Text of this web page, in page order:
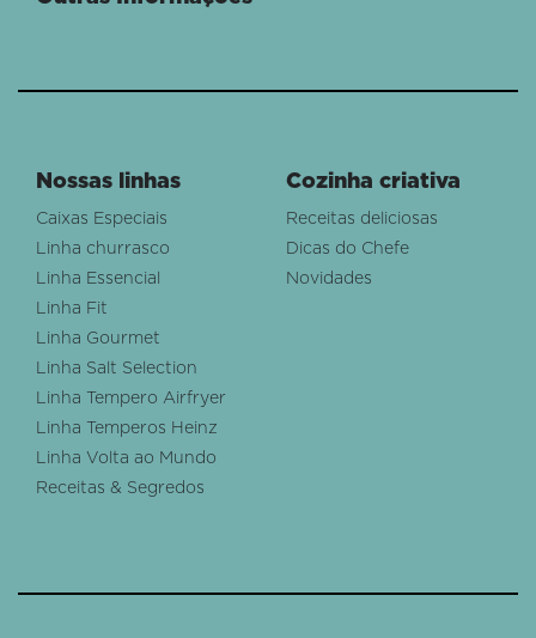
Nossas linhas
Caixas Especiais
Linha churrasco
Linha Essencial
Linha Fit
Linha Gourmet
Linha Salt Selection
Linha Tempero Airfryer
Linha Temperos Heinz
Linha Volta ao Mundo
Receitas & Segredos
Cozinha criativa
Receitas deliciosas
Dicas do Chefe
Novidades